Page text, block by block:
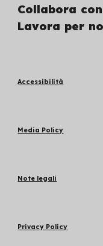
Collabora
Lavora per
Accessibilità
Media Policy
Note legali
Privacy Policy